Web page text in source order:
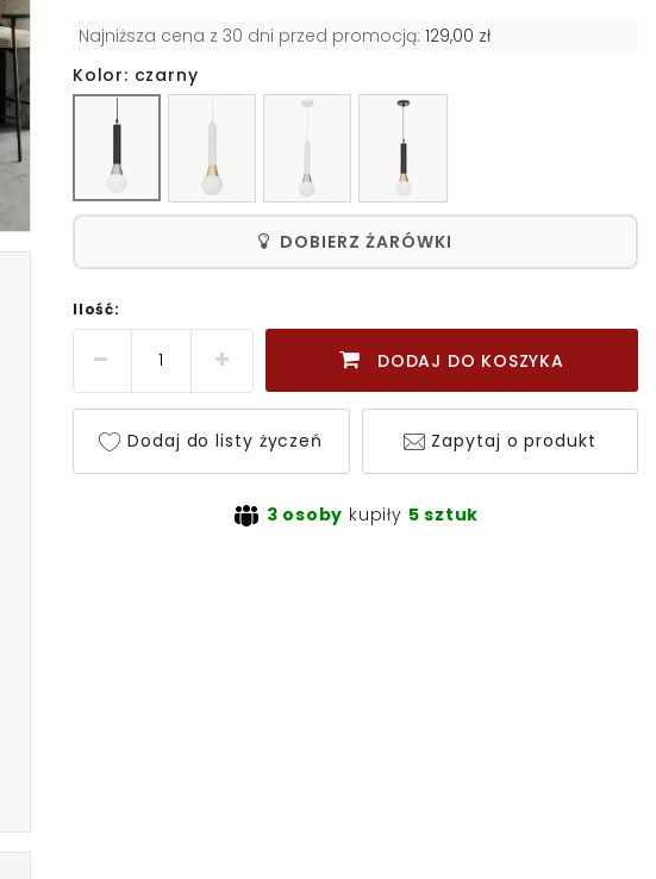
Najniższa cena z 30 dni przed promocją: 129,00 zł
Kolor: czarny
DOBIERZ ŻARÓWKI
Ilość:
DODAJ DO KOSZYKA
Dodaj do listy życzeń Zapytaj o produkt
3 osoby kupiły 5 sztuk